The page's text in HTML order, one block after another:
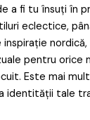
a fi tu însuți în
eclectice,
nordică,
pentru orice
Este mai
identității tale